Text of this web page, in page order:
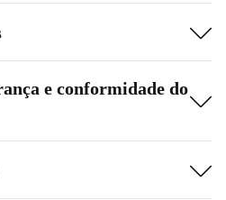
e conformidade do